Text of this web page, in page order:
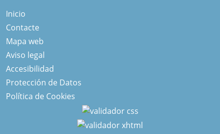
Inicio
Contacte
Mapa web
Aviso legal
Accesibilidad
Protección de Datos
Política de Cookies